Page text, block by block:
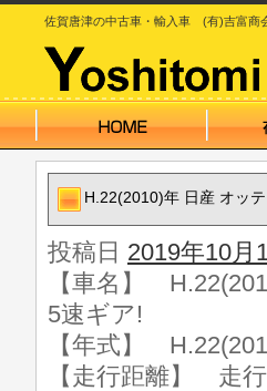
佐賀唐津の中古車・輸入車 (有)吉富商
H.22(2010)年 日産 オッ
投稿日 2019年10月
【車名】
5速ギア!
【年式】
【走行距離】 走